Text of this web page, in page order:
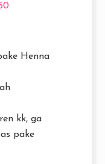
Henna
kk, ga
pake